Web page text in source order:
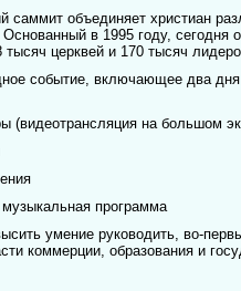
саммит объединяет христиан
в 1995 году, сегодня
тысяч церквей и 170 тысяч
событие, включающее два дня
(видеотрансляция на большом
программа
умение руководить, во-
коммерции, образования и